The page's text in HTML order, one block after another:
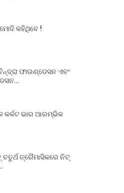
କହିଥିବେ !
ଫାଉଣ୍ଡେସନ ଏବଂ
କର୍କଟ ଭାର ଆରମ୍ଭିକ
ତ୍ରୈମାସିକରେ ନିଟ୍